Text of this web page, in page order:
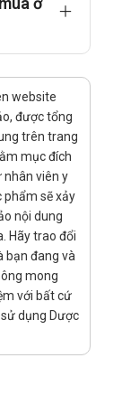
C
đỏ đối với một
phần của
C Gel,
mắc nào hãy
đáp chi tiết.
vì vậy
1 tuần, nếu
website
được tổng
trên trang
mục đích
nhân viên y
phẩm sẽ xảy
nội dung
Hãy trao đổi
bạn đang và
mong
với bất cứ
dụng Dược